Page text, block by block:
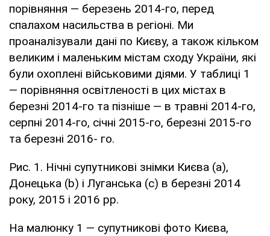
порівняння — березень 2014-го, перед
спалахом насильства в регіоні. Ми
проаналізували дані по Києву, а також кільком
великим і маленьким містам сходу України, які
були охоплені військовими діями. У таблиці 1
— порівняння освітленості в цих містах в
березні 2014-го та пізніше — в травні 2014-го,
серпні 2014-го, січні 2015-го, березні 2015-го
та березні 2016- го.
Рис. 1. Нічні супутникові знімки Києва (a),
Донецька (b) і Луганська (c) в березні 2014
року, 2015 і 2016 рр.
На малюнку 1 — супутникові фото Києва,